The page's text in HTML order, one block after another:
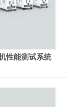
性能测试系统